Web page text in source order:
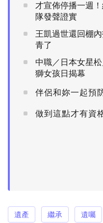
才宣佈停播一週
隊發聲證實
王凱過世還回棚
青了
中職／日本女星
獅女孩日揭幕
伴侶和妳一起預
做到這點才有資
遺產 繼承 遺囑